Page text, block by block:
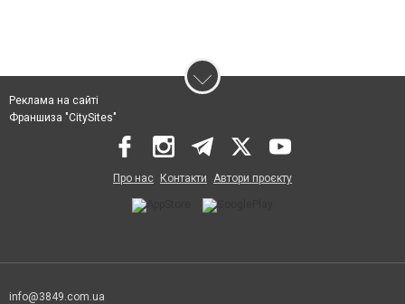
Реклама на сайті
Франшиза "CitySites"
Про нас Контакти Автори проєкту
info@3849.com.ua